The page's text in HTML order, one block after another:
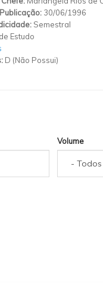
30/06/1996
Semestral
Estudo
D (Não Possui)
Volume